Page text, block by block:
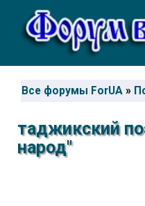
Все форумы ForUA »
таджикский
народ"